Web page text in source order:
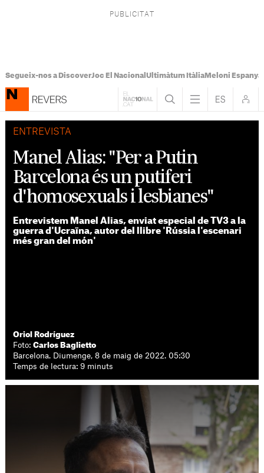
Segueix-nos a DiscoverJoc El Nacional Ultimàtum ItàliaMeloni Espanya
ENTREVISTA
Manel Alias: "Per a Putin
Barcelona és un putiferi
d'homosexuals i lesbianes"
Entrevistem Manel Alias, enviat especial de TV3 a la
guerra d'Ucraïna, autor del llibre 'Rússia l'escenari
més gran del món'
Oriol Rodríguez
Foto:Carlos Baglietto
Barcelona. Diumenge, 8 de maig de 2022. 05:30
Temps de lectura: 9 minuts